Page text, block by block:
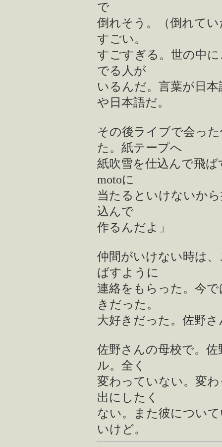
で
倒れそう。（倒れて
すごい。
すごすぎる。世の中
でる人が
いるんだ。言葉が日
や日本語だ。
その後ライブで会っ
た。紙テープへ
紙吹雪を仕込んで飛
motoに
当たるといけないか
込んで
作るんだよ」
仲間がいけない時は
ばすように
連絡をもらった。今
きだった。
大好きだった。佐野
佐野さんの母校で。
ル。全く
変わっていない。変
出にしたく
ない。また彼につい
いけど。